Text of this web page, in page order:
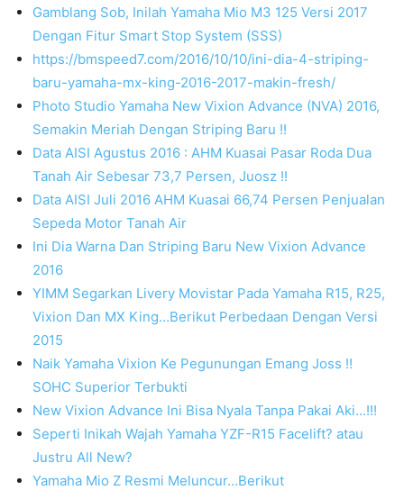
Gamblang Sob, Inilah Yamaha Mio M3 125 Versi 2017
Dengan Fitur Smart Stop System (SSS)
https://bmspeed7.com/2016/10/10/ini-dia-4-striping-
baru-yamaha-mx-king-2016-2017-makin-fresh/
Photo Studio Yamaha New Vixion Advance (NVA) 2016,
Semakin Meriah Dengan Striping Baru !!
Data AISI Agustus 2016 : AHM Kuasai Pasar Roda Dua
Tanah Air Sebesar 73,7 Persen, Juosz !!
Data AISI Juli 2016 AHM Kuasai 66,74 Persen Penjualan
Sepeda Motor Tanah Air
Ini Dia Warna Dan Striping Baru New Vixion Advance
2016
YIMM Segarkan Livery Movistar Pada Yamaha R15, R25,
Vixion Dan MX King…Berikut Perbedaan Dengan Versi
2015
Naik Yamaha Vixion Ke Pegunungan Emang Joss !!
SOHC Superior Terbukti
New Vixion Advance Ini Bisa Nyala Tanpa Pakai Aki…!!!
Seperti Inikah Wajah Yamaha YZF-R15 Facelift? atau
Justru All New?
Yamaha Mio Z Resmi Meluncur…Berikut